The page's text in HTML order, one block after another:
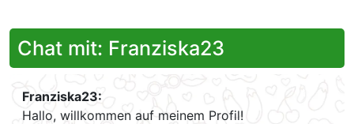
Chat mit: Franziska23
Franziska23:
Hallo, willkommen auf meinem Profil!